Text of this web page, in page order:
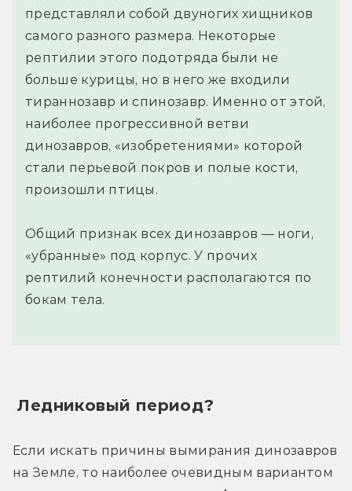
представляли собой двуногих хищников
самого разного размера. Некоторые
рептилии этого подотряда были не
больше курицы, но в него же входили
тираннозавр и спинозавр. Именно от этой,
наиболее прогрессивной ветви
динозавров, «изобретениями» которой
стали перьевой покров и полые кости,
произошли птицы.
Общий признак всех динозавров — ноги,
«убранные» под корпус. У прочих
рептилий конечности располагаются по
бокам тела.
Ледниковый период?
Если искать причины вымирания динозавров
на Земле, то наиболее очевидным вариантом